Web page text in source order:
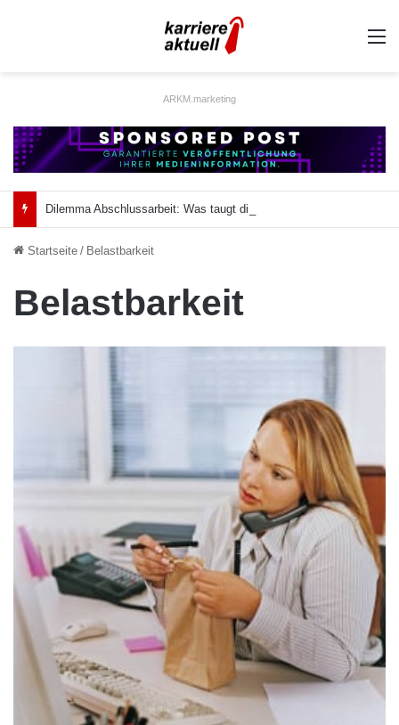
ARKM.marketing
Startseite / Belastbarkeit
Belastbarkeit